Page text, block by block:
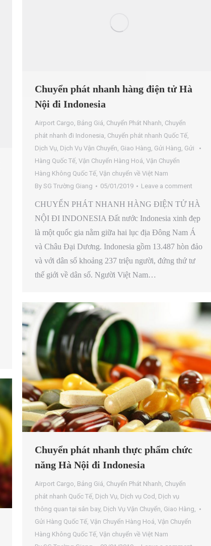
Chuyển phát nhanh hàng điện tử Hà
Nội đi Indonesia
Airport Cargo, Bảng Giá, Chuyển Phát Nhanh, Chuyển
phát nhanh đi Indonesia, Chuyển phát nhanh Quốc Tế,
Dịch Vụ, Dịch Vụ Vận Chuyển, Giao Hàng, Gửi Hàng, Gửi
Hàng Quốc Tế, Vận Chuyển Hàng Hoá, Vận Chuyển
Hàng Không Quốc Tế, Vận chuyển về Việt Nam
By SG Trường Giang 05/01/2019 Leave a comment
CHUYỂN PHÁT NHANH HÀNG ĐIỆN TỬ HÀ
NỘI ĐI INDONESIA Đất nước Indonesia xinh đẹp
là một quốc gia nằm giữa hai lục địa Đông Nam Á
và Châu Đại Dương. Indonesia gồm 13.487 hòn đảo
và với dân số khoảng 237 triệu người, đứng thứ tư
thế giới về dân số. Người Việt Nam…
Chuyển phát nhanh thực phẩm chức
năng Hà Nội đi Indonesia
Airport Cargo, Bảng Giá, Chuyển Phát Nhanh, Chuyển
phát nhanh Quốc Tế, Dịch Vụ, Dịch vụ Cod , Dịch vụ
thông quan tại sân bay, Dịch Vụ Vận Chuyển, Giao Hàng,
Gửi Hàng Quốc Tế, Vận Chuyển Hàng Hoá, Vận Chuyển
Hàng Không Quốc Tế, Vận chuyển về Việt Nam